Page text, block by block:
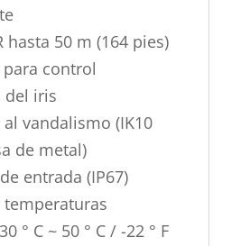
hasta 50 m (164 pies)
control
del iris
al vandalismo (IK10
de metal)
entrada (IP67)
° C ~ 50 ° C / -22 ° F